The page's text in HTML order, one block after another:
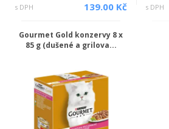
s DPH 139.00 Kč s DPH
Gourmet Gold konzervy 8 x
85 g (dušené a grilova...